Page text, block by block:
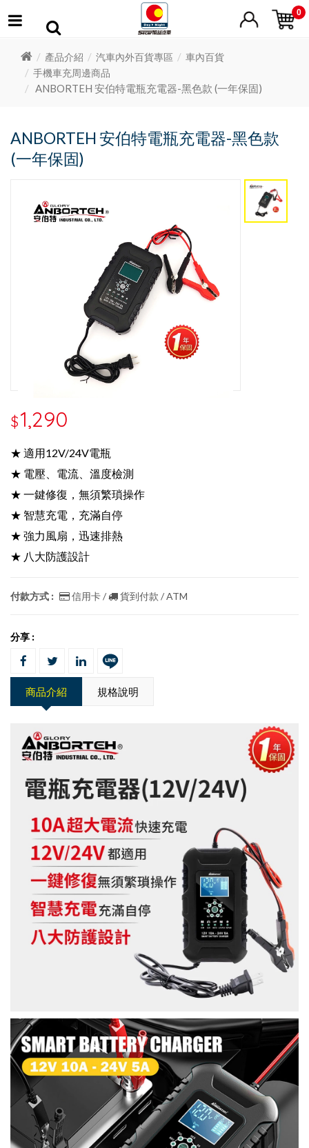
0
產品介紹 汽車內外百貨專區
車內百貨
手機車充周邊商品
ANBORTEH 安伯特電瓶充電器-黑色款 (一年保固)
ANBORTEH 安伯特電瓶充電器-黑色款
(一年保固)
$1,290
★ 適用12V/24V電瓶
★ 電壓、電流、溫度檢測
★ 一鍵修復，無須繁瑣操作
★ 智慧充電，充滿自停
★ 強力風扇，迅速排熱
★ 八大防護設計
付款方式 : 信用卡 / 貨到付款 / ATM
分享 :
商品介紹 規格說明